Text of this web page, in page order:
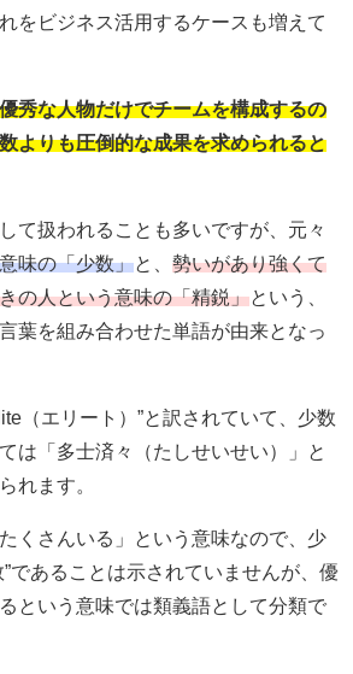
をビジネス活用するケースも増えて
秀な人物だけでチームを構成するの
よりも圧倒的な成果を求められると
て扱われることも多いですが、元々
味の「少数」と、 勢いがあり強くて
の人という意味の「精鋭」という、
葉を組み合わせた単語が由来となっ
（エリート）”と訳されていて、少数
は「多士済々（たしせいせい）」と
れます。
くさんいる」という意味なので、少
であることは示されていませんが、優
という意味では類義語として分類で